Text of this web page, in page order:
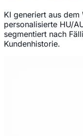
KI generiert aus
personalisierte HU/
segmentiert nach
Kundenhistorie.